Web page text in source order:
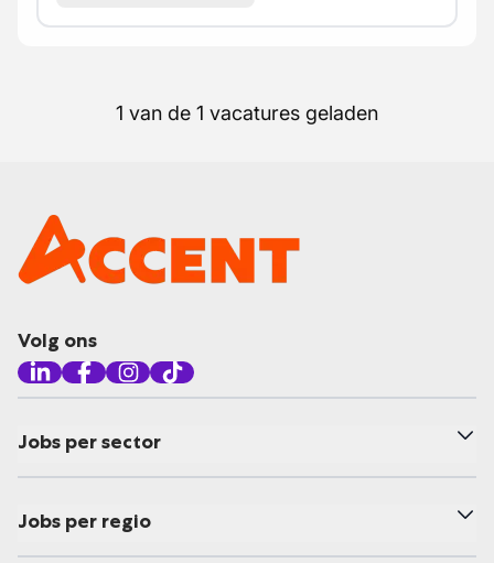
1 van de 1 vacatures geladen
Volg ons
Jobs per sector
Jobs per regio